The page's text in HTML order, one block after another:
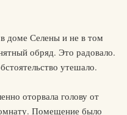
доме Селены и не в том
обряд. Это радовало.
утешало.
оторвала голову от
Помещение было